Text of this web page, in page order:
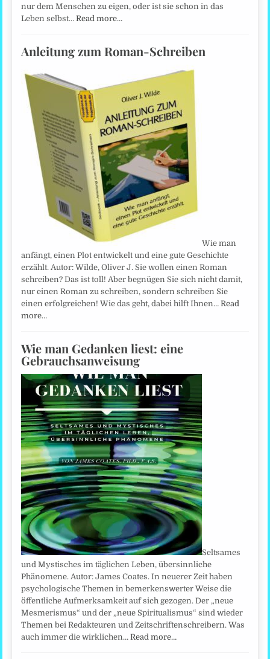
nur dem Menschen zu eigen, oder ist sie schon in das
Leben selbst…Read more…
Anleitung zum Roman-Schreiben
Wie man
anfängt, einen Plot entwickelt und eine gute Geschichte
erzählt. Autor: Wilde, Oliver J. Sie wollen einen Roman
schreiben? Das ist toll! Aber begnügen Sie sich nicht damit,
nur einen Roman zu schreiben, sondern schreiben Sie
einen erfolgreichen! Wie das geht, dabei hilft Ihnen…Read
more…
Wie man Gedanken liest: eine
Gebrauchsanweisung
Seltsames
und Mystisches im täglichen Leben, übersinnliche
Phänomene. Autor: James Coates. In neuerer Zeit haben
psychologische Themen in bemerkenswerter Weise die
öffentliche Aufmerksamkeit auf sich gezogen. Der „neue
Mesmerismus“ und der „neue Spiritualismus“ sind wieder
Themen bei Redakteuren und Zeitschriftenschreibern. Was
auch immer die wirklichen…Read more…